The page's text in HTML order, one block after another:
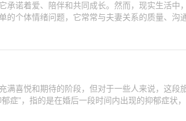
承诺着爱、陪伴和共同成长。然而，现实生活中
的个体情绪问题，它常常与夫妻关系的质量、沟
满喜悦和期待的阶段，但对于一些人来说，这段
症”，指的是在婚后一段时间内出现的抑郁症状